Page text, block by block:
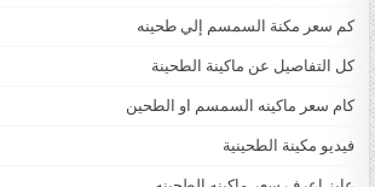
كم سعر مكنة السمسم إلي طحينه
كل التفاصيل عن ماكينة الطحينة
كام سعر ماكينه السمسم او الطحين
فيديو مكينة الطحينية